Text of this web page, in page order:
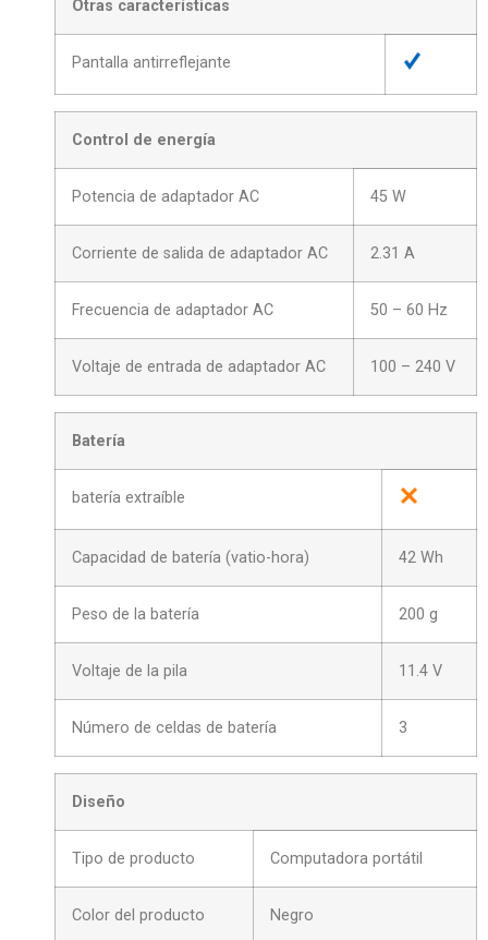
Otras características
Pantalla antirreflejante
Control de energía
Potencia de adaptador AC 45 W
Corriente de salida de adaptador AC 2.31 A
Frecuencia de adaptador AC 50 – 60 Hz
Voltaje de entrada de adaptador AC 100 – 240 V
Batería
batería extraíble
Capacidad de batería (vatio-hora) 42 Wh
Peso de la batería 200 g
Voltaje de la pila 11.4 V
Número de celdas de batería 3
Diseño
Tipo de producto Computadora portátil
Color del producto Negro